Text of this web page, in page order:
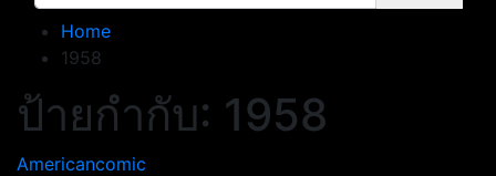
Home
1958
ป้ายกำกับ: 1958
Americancomic